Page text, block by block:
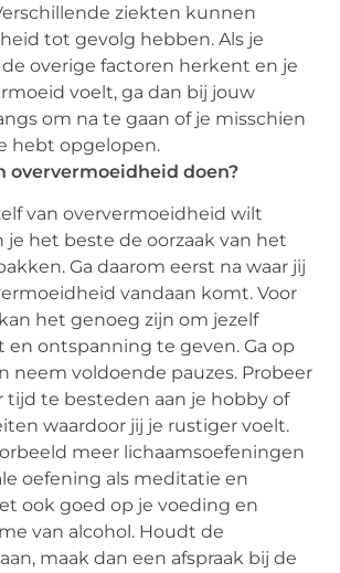
ziekten kunnen
tot gevolg hebben. Als je
overige factoren herkent en je
voelt, ga dan bij jouw
om na te gaan of je misschien
hebt opgelopen.
oververmoeidheid doen?
van oververmoeidheid wilt
je het beste de oorzaak van het
Ga daarom eerst na waar jij
vandaan komt. Voor
kan het genoeg zijn om jezelf
en ontspanning te geven. Ga op
neem voldoende pauzes. Probeer
tijd te besteden aan je hobby of
waardoor jij je rustiger voelt.
meer lichaamsoefeningen
oefening als meditatie en
ook goed op je voeding en
van alcohol. Houdt de
maak dan een afspraak bij de